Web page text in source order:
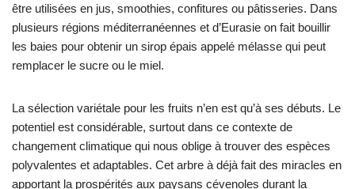
être utilisées en jus, smoothies, confitures ou pâtisseries. Dans
plusieurs régions méditerranéennes et d’Eurasie on fait bouillir
les baies pour obtenir un sirop épais appelé mélasse qui peut
remplacer le sucre ou le miel.
La sélection variétale pour les fruits n’en est qu’à ses débuts. Le
potentiel est considérable, surtout dans ce contexte de
changement climatique qui nous oblige à trouver des espèces
polyvalentes et adaptables. Cet arbre à déjà fait des miracles en
apportant la prospérités aux paysans cévenoles durant la